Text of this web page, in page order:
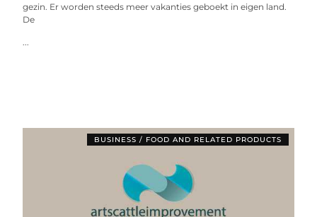
gezin. Er worden steeds meer vakanties geboekt in eigen land.
De
...
BUSINESS / FOOD AND RELATED PRODUCTS